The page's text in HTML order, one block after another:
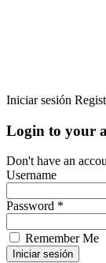
Iniciar sesión
Login to your
Don't have an
Username
Password *
Remember Me